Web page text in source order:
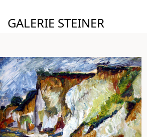
GALERIE STEINER